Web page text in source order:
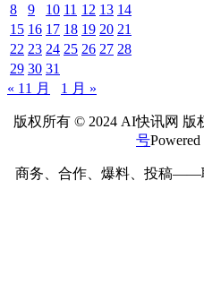
8
9 10 11 12 13 14
15 16 17 18 19 20 21
22 23 24 25 26 27 28
29 30 31
« 11 月
1 月 »
版权所有 © 2024 AI快讯网 版
号
商务、合作、爆料、投稿——